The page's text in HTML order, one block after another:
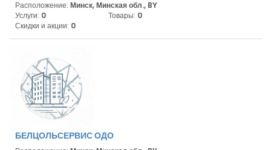
Расположение: Минск, Минская обл., BY
Услуги: 0 Товары: 0
Скидки и акции: 0
БЕЛЦОЛЬСЕРВИС ОДО